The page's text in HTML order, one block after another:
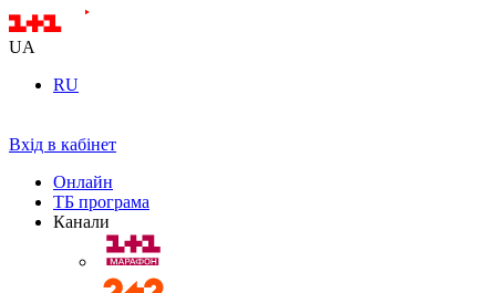
UA
RU
Вхід в кабінет
Онлайн
ТБ програма
Канали